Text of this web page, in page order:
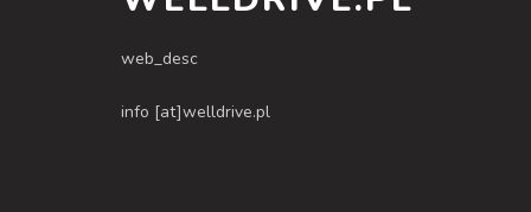
web_desc
info [at]welldrive.pl